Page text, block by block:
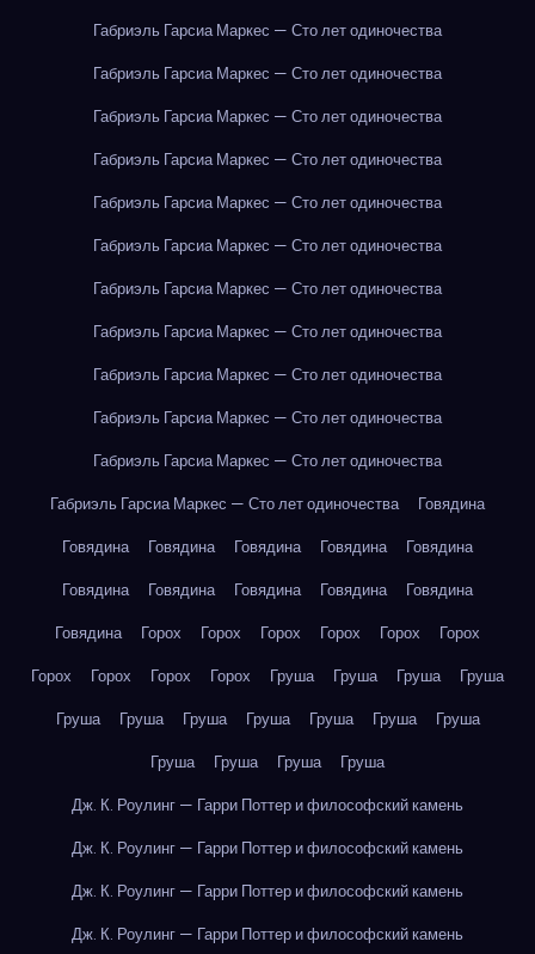
Габриэль Гарсиа Маркес — Сто лет одиночества
Габриэль Гарсиа Маркес — Сто лет одиночества
Габриэль Гарсиа Маркес — Сто лет одиночества
Габриэль Гарсиа Маркес — Сто лет одиночества
Габриэль Гарсиа Маркес — Сто лет одиночества
Габриэль Гарсиа Маркес — Сто лет одиночества
Габриэль Гарсиа Маркес — Сто лет одиночества
Габриэль Гарсиа Маркес — Сто лет одиночества
Габриэль Гарсиа Маркес — Сто лет одиночества
Габриэль Гарсиа Маркес — Сто лет одиночества
Габриэль Гарсиа Маркес — Сто лет одиночества
Габриэль Гарсиа Маркес — Сто лет одиночества
Говядина
Говядина
Говядина Говядина Говядина
Говядина
Говядина
Говядина Говядина Говядина
Говядина
Говядина
Горох Горох Горох Горох Горох
Горох
Горох
Горох Горох Горох Груша Груша Груша
Груша
Груша
Груша Груша Груша Груша Груша
Груша
Груша
Груша Груша
Груша
Дж. К. Роулинг — Гарри Поттер и философский камень
Дж. К. Роулинг — Гарри Поттер и философский камень
Дж. К. Роулинг — Гарри Поттер и философский камень
Дж. К. Роулинг — Гарри Поттер и философский камень